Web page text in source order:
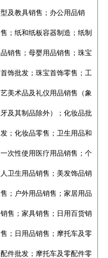
型及教具销售；办公用品销
售；纸和纸板容器制造；纸制
品销售；母婴用品销售；珠宝
首饰批发；珠宝首饰零售；工
艺美术品及礼仪用品销售（象
牙及其制品除外）；化妆品批
发；化妆品零售；卫生用品和
一次性使用医疗用品销售；个
人卫生用品销售；美发饰品销
售；户外用品销售；家居用品
销售；家具销售；日用百货销
售；日用品销售；摩托车及零
配件批发；摩托车及零配件零